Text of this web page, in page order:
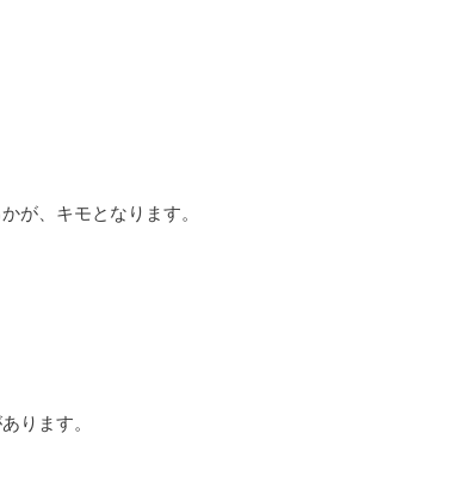
が、キモとなります。
ります。